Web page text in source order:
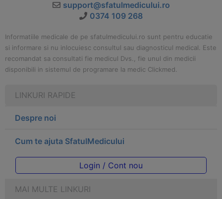
support@sfatulmedicului.ro
0374 109 268
Informatiile medicale de pe sfatulmedicului.ro sunt pentru educatie
si informare si nu inlocuiesc consultul sau diagnosticul medical. Este
recomandat sa consultati fie medicul Dvs., fie unul din medicii
disponibili in sistemul de programare la medic Clickmed.
LINKURI RAPIDE
Despre noi
Cum te ajuta SfatulMedicului
Login / Cont nou
MAI MULTE LINKURI